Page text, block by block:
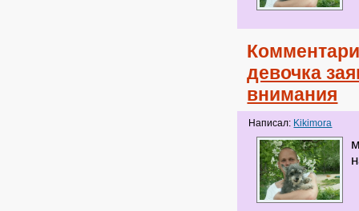
девочка
внимания
Написал: Kikimora